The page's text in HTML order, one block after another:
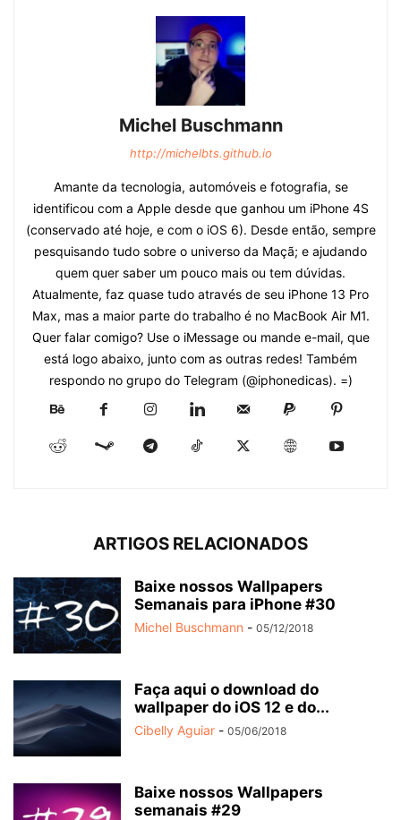
Michel Buschmann
http://michelbts.github.io
Amante da tecnologia, automóveis e fotografia, se
identificou com a Apple desde que ganhou um iPhone 4S
(conservado até hoje, e com o iOS 6). Desde então, sempre
pesquisando tudo sobre o universo da Maçã; e ajudando
quem quer saber um pouco mais ou tem dúvidas.
Atualmente, faz quase tudo através de seu iPhone 13 Pro
Max, mas a maior parte do trabalho é no MacBook Air M1.
Quer falar comigo? Use o iMessage ou mande e-mail, que
está logo abaixo, junto com as outras redes! Também
respondo no grupo do Telegram (@iphonedicas). =)
ARTIGOS RELACIONADOS
Baixe nossos Wallpapers
Semanais para iPhone #30
Michel Buschmann - 05/12/2018
Faça aqui o download do
wallpaper do iOS 12 e do...
Cibelly Aguiar - 05/06/2018
Baixe nossos Wallpapers
semanais #29